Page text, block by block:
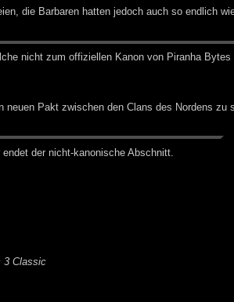
die Barbaren hatten jedoch auch so endlich
nicht zum of­fi­zi­el­len Ka­non von Pi­ran­ha
neuen Pakt zwischen den Clans des Nordens zu
en­det der nicht-ka­no­ni­sche Ab­schnitt.
3 Classic